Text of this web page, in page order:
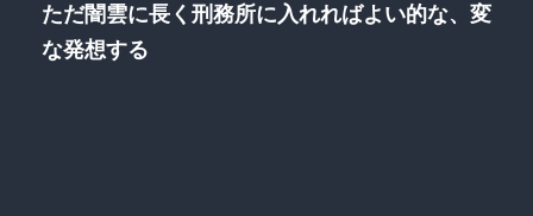
ただ闇雲に長く刑務所に入れればよい的な、変
な発想する